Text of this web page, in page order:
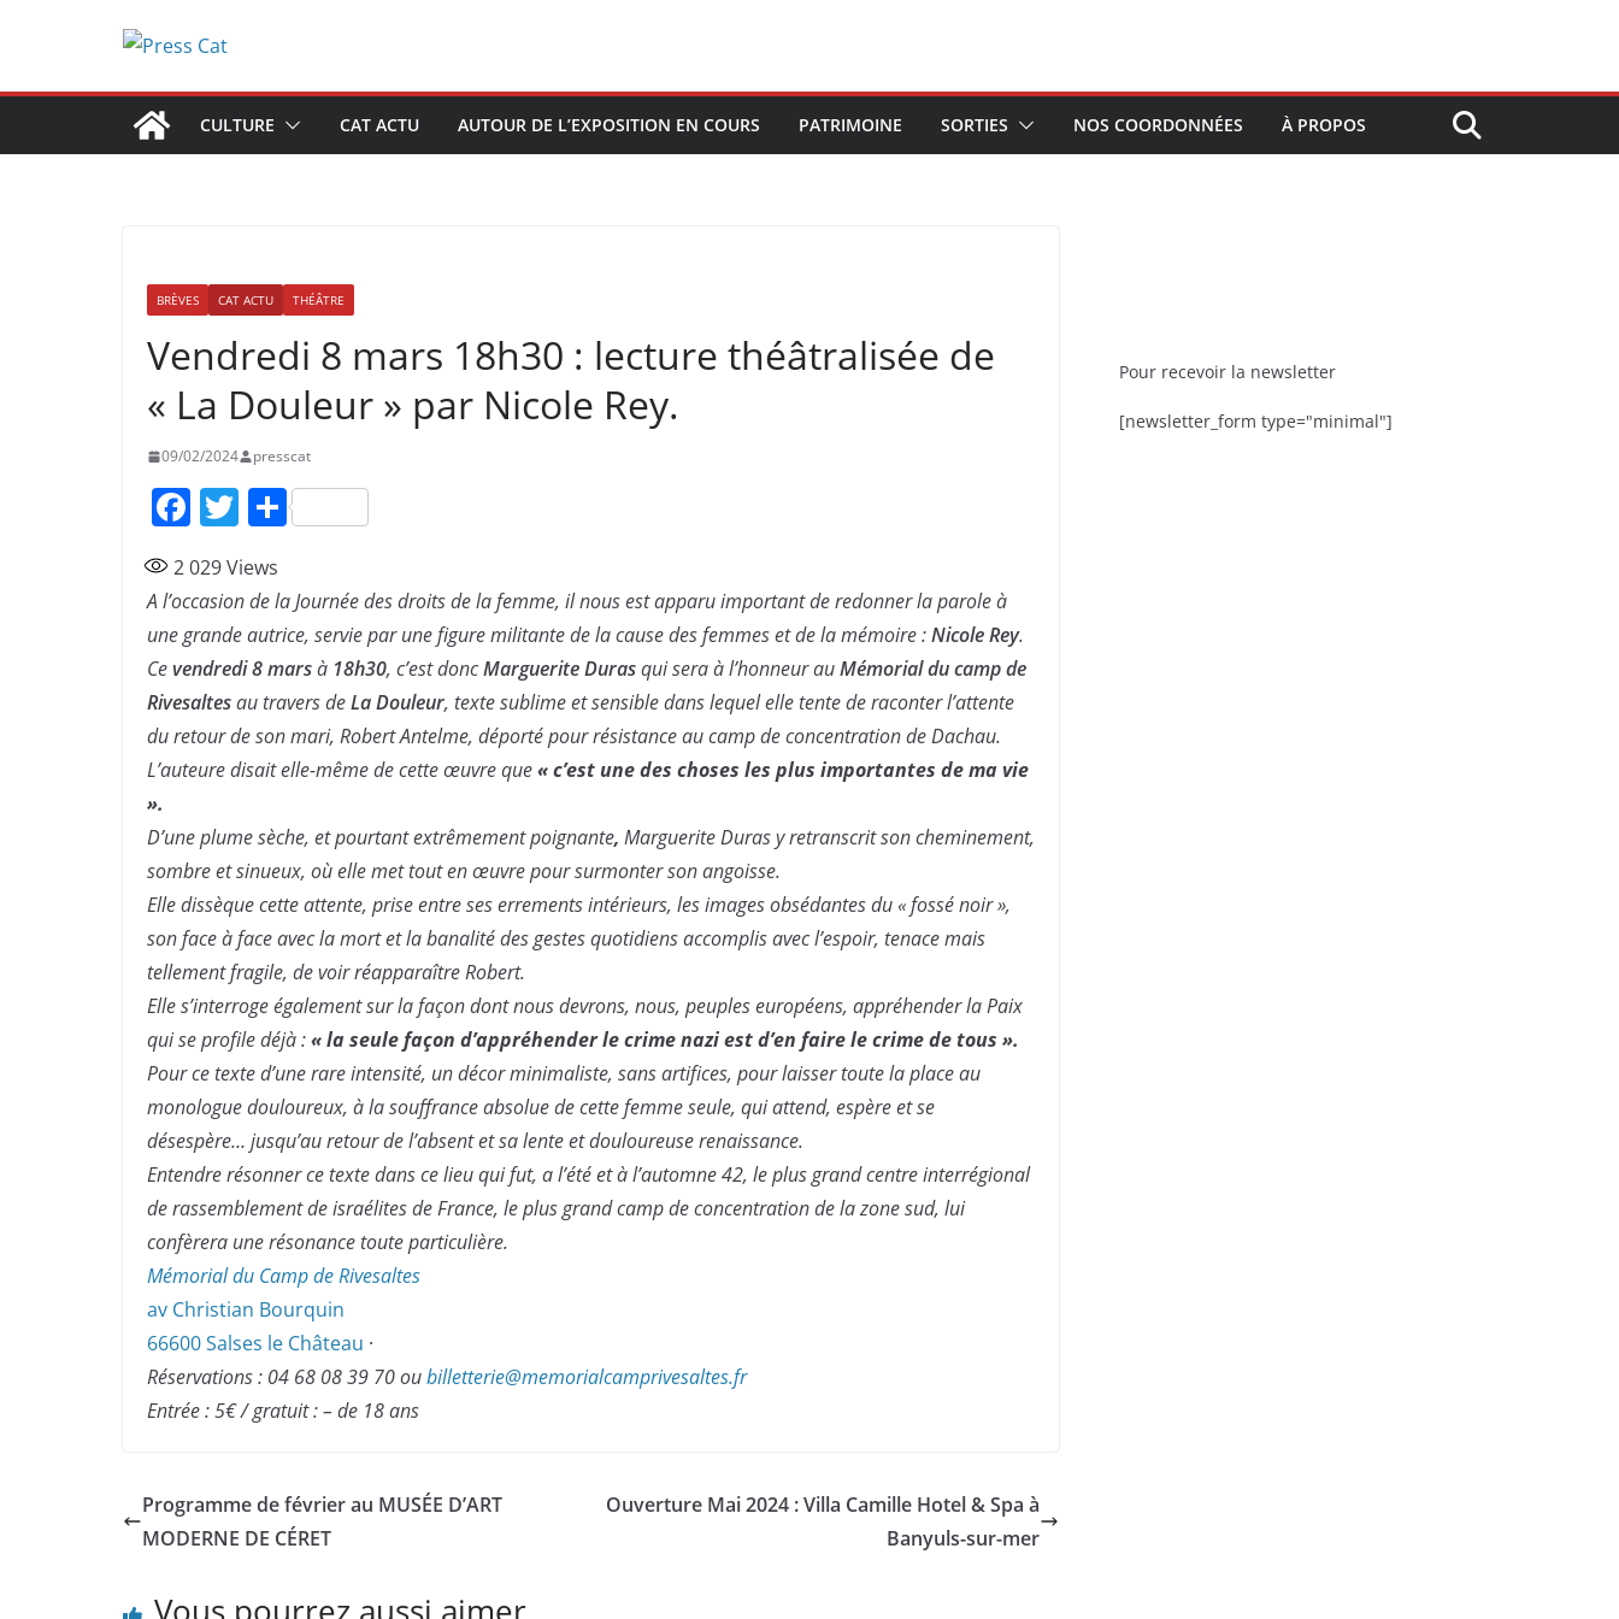
CULTURE CAT ACTU AUTOUR DE L’EXPOSITION EN COURS PATRIMOINE SORTIES NOS COORDONNÉES À PROPOS
BRÈVES CAT ACTU THÉÂTRE
Vendredi 8 mars 18h30 : lecture théâtralisée de
« La Douleur » par Nicole Rey.
09/02/2024 presscat
F
c
e
b
o
o
k
T
w
itt
er
P
ta
g
er
2 029Views
A l’occasion de la Journée des droits de la femme, il nous est apparu important de redonner la parole à
une grande autrice, servie par une figure militante de la cause des femmes et de la mémoire :Nicole Rey.
Cevendredi 8 marsà 18h30, c’est doncMarguerite Durasqui sera à l’honneur auMémorial du camp de
Rivesaltesau travers deLa Douleur, texte sublime et sensible dans lequel elle tente de raconter l’attente
du retour de son mari, Robert Antelme, déporté pour résistance au camp de concentration de Dachau.
L’auteure disait elle-même de cette œuvre que« c’est une des choses les plus importantes de ma vie
».
D’une plume sèche, et pourtant extrêmement poignante, Marguerite Duras y retranscrit son cheminement,
sombre et sinueux, où elle met tout en œuvre pour surmonter son angoisse.
Elle dissèque cette attente, prise entre ses errements intérieurs, les images obsédantes du « fossé noir »,
son face à face avec la mort et la banalité des gestes quotidiens accomplis avec l’espoir, tenace mais
tellement fragile, de voir réapparaître Robert.
Elle s’interroge également sur la façon dont nous devrons, nous, peuples européens, appréhender la Paix
qui se profile déjà :« la seule façon d’appréhender le crime nazi est d’en faire le crime de tous ».
Pour ce texte d’une rare intensité, un décor minimaliste, sans artifices, pour laisser toute la place au
monologue douloureux, à la souffrance absolue de cette femme seule, qui attend, espère et se
désespère… jusqu’au retour de l’absent et sa lente et douloureuse renaissance.
Entendre résonner ce texte dans ce lieu qui fut, a l’été et à l’automne 42, le plus grand centre interrégional
de rassemblement de israélites de France, le plus grand camp de concentration de la zone sud, lui
confèrera une résonance toute particulière.
Mémorial du Camp de Rivesaltes
av Christian Bourquin
66600 Salses le Château ·
Réservations : 04 68 08 39 70 oubilletterie@memorialcamprivesaltes.fr
Entrée : 5€ / gratuit : – de 18 ans
Programme de février au MUSÉE D’ART
MODERNE DE CÉRET
Ouverture Mai 2024 : Villa Camille Hotel & Spa à
Banyuls-sur-mer
Pour recevoir la newsletter
[newsletter_form type="minimal"]